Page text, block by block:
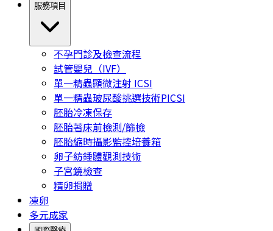
服務項目
不孕門診及檢查流程
試管嬰兒（IVF）
單一精蟲顯微注射 ICSI
單一精蟲玻尿酸挑選技術PICSI
胚胎冷凍保存
胚胎著床前檢測/篩檢
胚胎縮時攝影監控培養箱
卵子紡錘體觀測技術
子宮鏡檢查
精卵捐贈
凍卵
多元成家